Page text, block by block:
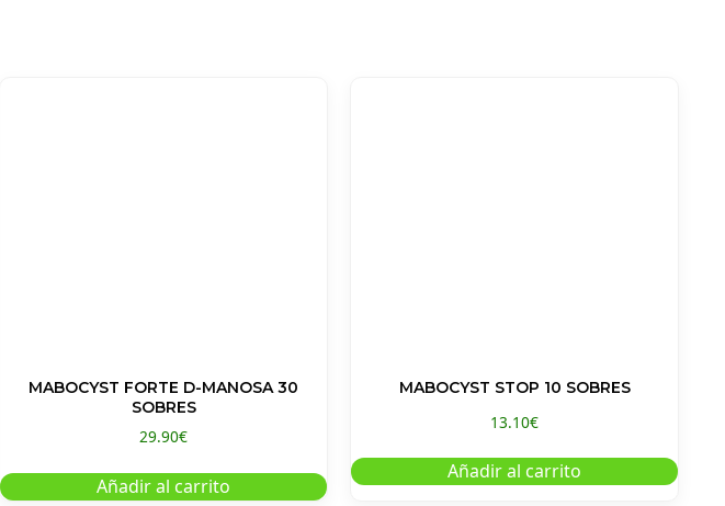
MABOCYST FORTE D-MANOSA 30
SOBRES
29.90€
Añadir al carrito
MABOCYST STOP 10 SOBRES
13.10€
Añadir al carrito